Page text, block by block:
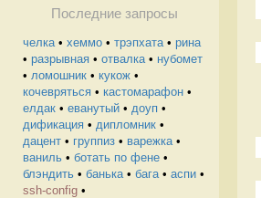
Последние запросы
челка• хеммо • трэпхата• рина
• разрывная • отвалка• нубомет
• ломошник • кукож •
кочевряться • кастомарафон •
елдак • еванутый • доуп •
дификация • дипломник •
дацент • группиз • варежка•
ваниль • ботать по фене •
блэндить • банька• бага• аспи •
ssh-config •